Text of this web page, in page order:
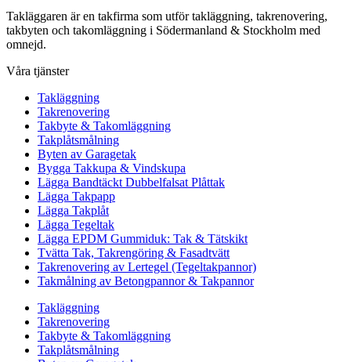
Takläggaren är en takfirma som utför takläggning, takrenovering,
takbyten och takomläggning i Södermanland & Stockholm med
omnejd.
Våra tjänster
Takläggning
Takrenovering
Takbyte & Takomläggning
Takplåtsmålning
Byten av Garagetak
Bygga Takkupa & Vindskupa
Lägga Bandtäckt Dubbelfalsat Plåttak
Lägga Takpapp
Lägga Takplåt
Lägga Tegeltak
Lägga EPDM Gummiduk: Tak & Tätskikt
Tvätta Tak, Takrengöring & Fasadtvätt
Takrenovering av Lertegel (Tegeltakpannor)
Takmålning av Betongpannor & Takpannor
Takläggning
Takrenovering
Takbyte & Takomläggning
Takplåtsmålning